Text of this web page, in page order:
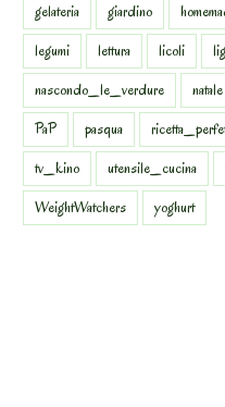
gelateria
giardino
legumi
lettura licoli
nascondo_le_verdure
natale
PaP
pasqua
tv_kino
utensile_cucina
WeightWatchers
yoghurt